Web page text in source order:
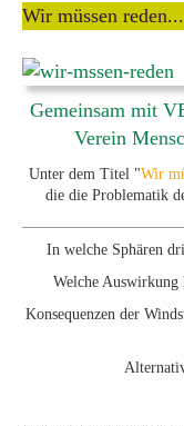
Wir müssen reden...
Gemeinsam mit
Verein
Unter dem Titel "Wir
die die Problematik
In welche Sphären
Welche Auswirkung
Konsequenzen der